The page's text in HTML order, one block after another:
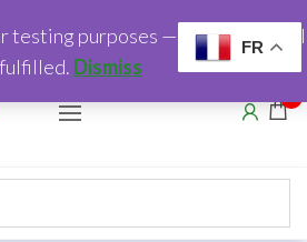
FR
testing purposes — no orders shall
Dismiss